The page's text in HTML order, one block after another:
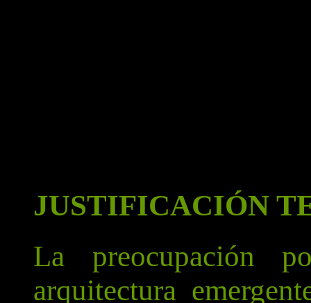
JUSTIFICACIÓN
La preocupación
arquitectura